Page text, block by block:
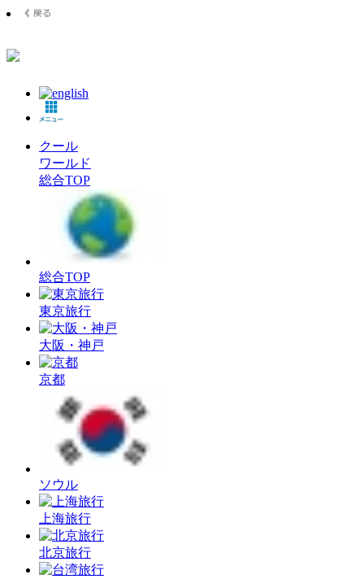
クール
ワールド
総合TOP
総合TOP
東京旅行
大阪・神戸
京都
ソウル
上海旅行
北京旅行